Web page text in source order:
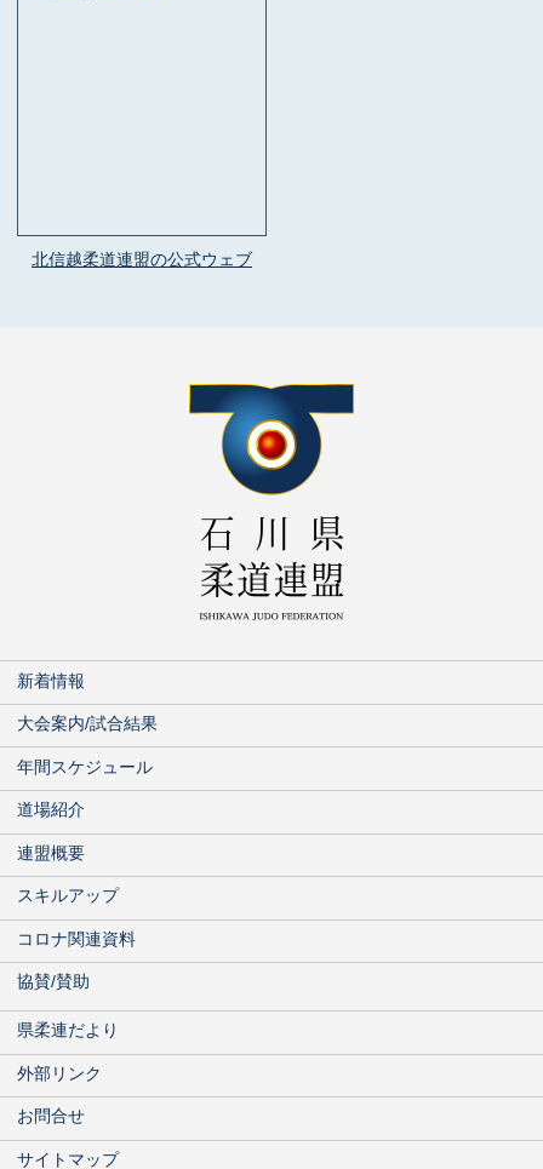
北信越柔道連盟の公式ウェブ
新着情報
大会案内/試合結果
年間スケジュール
道場紹介
連盟概要
スキルアップ
コロナ関連資料
協賛/賛助
県柔連だより
外部リンク
お問合せ
サイトマップ